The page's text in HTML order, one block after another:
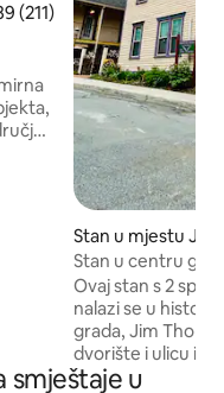
ocjena: 4,89 od 5,
(211)
Stan u mjestu
Stan u centru
Ovaj stan s 2
nalazi se u
grada, Jim
dvorište i ulicu
omogućava
smještaje u